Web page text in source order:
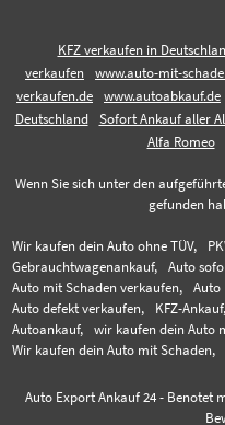
KFZ verkaufen in
verkaufen
www.auto-mit-
verkaufen.de
www.autoabkauf.de
Deutschland
Sofort Ankauf aller
Alfa Romeo
Wenn Sie sich unter den
gefunden
Wir kaufen dein Auto ohne TÜV,
Gebrauchtwagenankauf,
Auto
Auto mit Schaden verkaufen,
Auto
Auto defekt verkaufen,
KFZ-Ankauf,
Autoankauf,
wir kaufen dein Auto
Wir kaufen dein Auto mit Schaden,
Auto Export Ankauf 24- Benotet